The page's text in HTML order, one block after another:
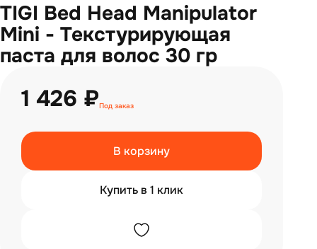
TIGI Bed Head Manipulator
Mini - Текстурирующая
паста для волос 30 гр
1 426 ₽Под заказ
В корзину
Купить в 1 клик